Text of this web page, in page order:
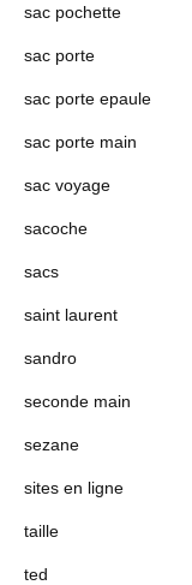
sac pochette
sac porte
sac porte epaule
sac porte main
sac voyage
sacoche
sacs
saint laurent
sandro
seconde main
sezane
sites en ligne
taille
ted